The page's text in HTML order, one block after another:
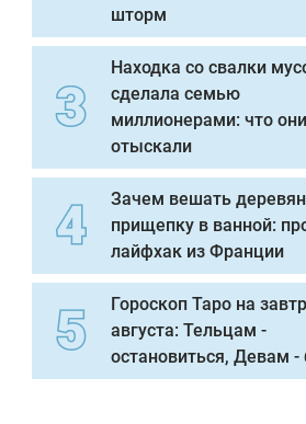
шторм
Находка со свалки
сделала семью
миллионерами: что они
отыскали
Зачем вешать
прищепку в ванной:
лайфхак из Франции
Гороскоп Таро на
августа: Тельцам -
остановиться, Девам -